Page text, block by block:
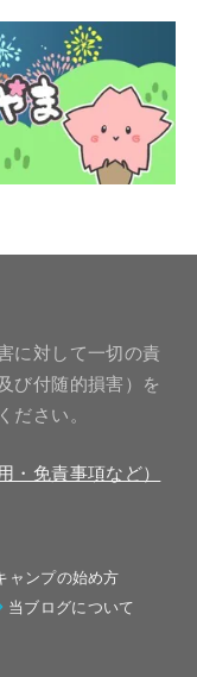
に対して一切の責
び付随的損害）を
ださい。
・免責事項など）
ャンプの始め方
当ブログについて